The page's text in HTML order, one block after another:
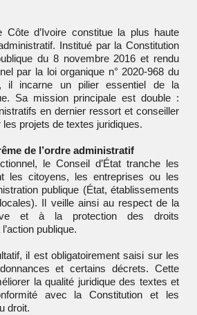
Côte d’Ivoire constitue la plus haute
Institué par la Constitution
du 8 novembre 2016 et rendu
par la loi organique n° 2020-968 du
il incarne un pilier essentiel de la
Sa mission principale est double :
en dernier ressort et conseiller
projets de textes juridiques.
de l’ordre administratif
le Conseil d’État tranche les
les citoyens, les entreprises ou les
publique (État, établissements
Il veille ainsi au respect de la
et à la protection des droits
publique.
il est obligatoirement saisi sur les
et certains décrets. Cette
la qualité juridique des textes et
avec la Constitution et les
droit.